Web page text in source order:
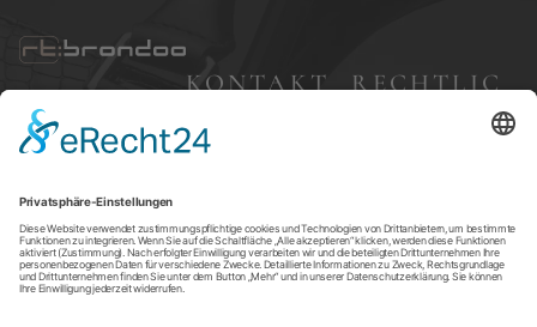
KONTAKT
e
RECHTLIC
Versandkosten
Widerruf